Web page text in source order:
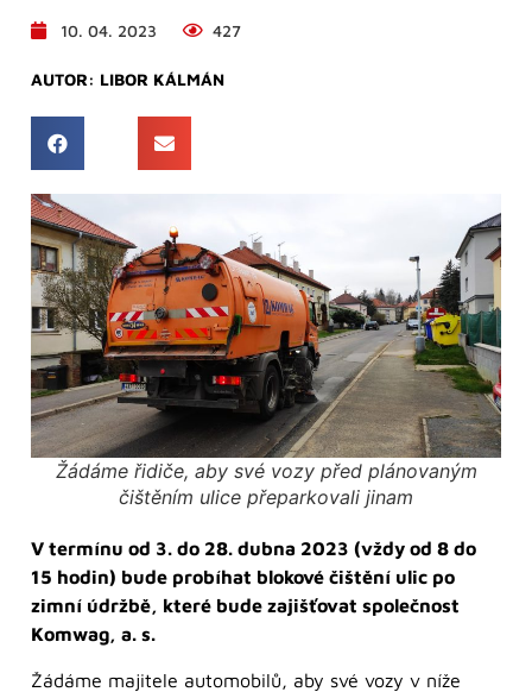
10. 04. 2023 427
AUTOR: LIBOR KÁLMÁN
Žádáme řidiče, aby své vozy před plánovaným
čištěním ulice přeparkovali jinam
V termínu od 3. do 28. dubna 2023 (vždy od 8 do
15 hodin) bude probíhat blokové čištění ulic po
zimní údržbě, které bude zajišťovat společnost
Komwag, a. s.
Žádáme majitele automobilů, aby své vozy v níže